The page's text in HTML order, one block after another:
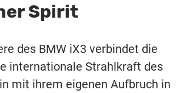
Spirit
des BMW iX3 verbindet die
internationale Strahlkraft des
mit ihrem eigenen Aufbruch in